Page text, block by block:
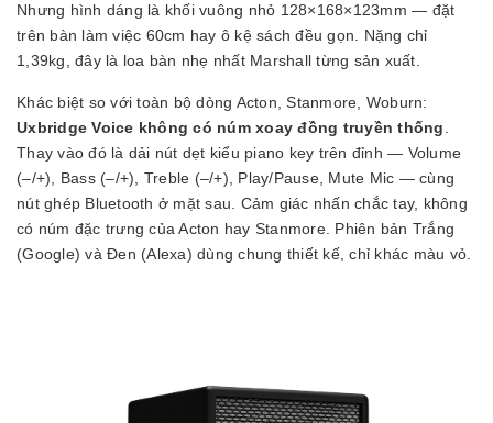
Nhưng hình dáng là khối vuông nhỏ 128×168×123mm — đặt
trên bàn làm việc 60cm hay ô kệ sách đều gọn. Nặng chỉ
1,39kg, đây là loa bàn nhẹ nhất Marshall từng sản xuất.
Khác biệt so với toàn bộ dòng Acton, Stanmore, Woburn:
Uxbridge Voice không có núm xoay đồng truyền thống.
Thay vào đó là dải nút dẹt kiểu piano key trên đỉnh — Volume
(–/+), Bass (–/+), Treble (–/+), Play/Pause, Mute Mic — cùng
nút ghép Bluetooth ở mặt sau. Cảm giác nhấn chắc tay, không
có núm đặc trưng của Acton hay Stanmore. Phiên bản Trắng
(Google) và Đen (Alexa) dùng chung thiết kế, chỉ khác màu vỏ.